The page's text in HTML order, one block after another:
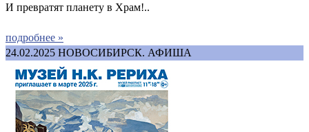
И превратят планету в Храм!..
подробнее »
24.02.2025 НОВОСИБИРСК. АФИША